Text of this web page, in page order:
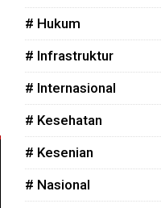
# Hukum
# Infrastruktur
# Internasional
# Kesehatan
# Kesenian
# Nasional